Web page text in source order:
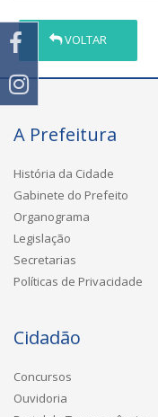
VOLTAR
A Prefeitura
História da Cidade
Gabinete do Prefeito
Organograma
Legislação
Secretarias
Políticas de Privacidade
Cidadão
Concursos
Ouvidoria